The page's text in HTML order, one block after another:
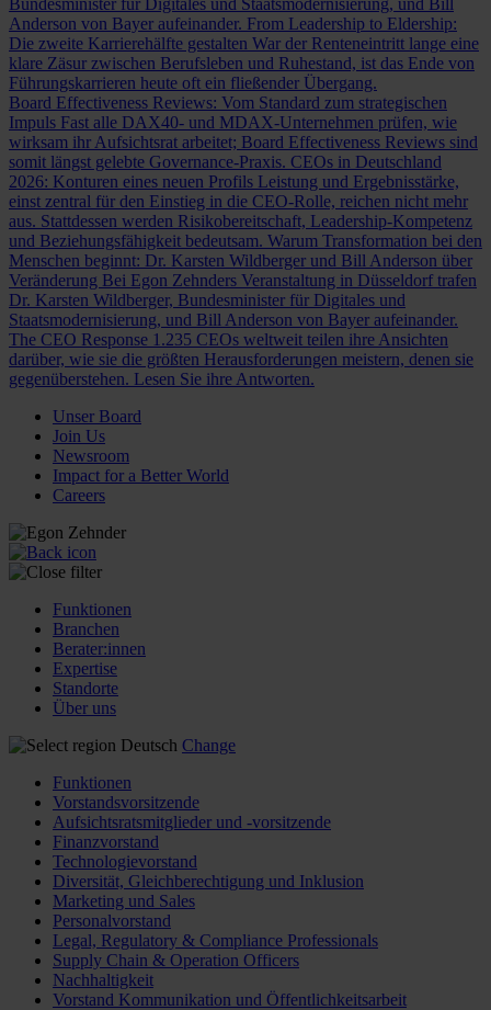
Bundesminister für Digitales und Staatsmodernisierung, und Bill
Anderson von Bayer aufeinander. From Leadership to Eldership:
Die zweite Karrierehälfte gestalten War der Renteneintritt lange eine
klare Zäsur zwischen Berufsleben und Ruhestand, ist das Ende von
Führungskarrieren heute oft ein fließender Übergang.
Board Effectiveness Reviews: Vom Standard zum strategischen
Impuls Fast alle DAX40- und MDAX-Unternehmen prüfen, wie
wirksam ihr Aufsichtsrat arbeitet; Board Effectiveness Reviews sind
somit längst gelebte Governance-Praxis. CEOs in Deutschland
2026: Konturen eines neuen Profils Leistung und Ergebnisstärke,
einst zentral für den Einstieg in die CEO-Rolle, reichen nicht mehr
aus. Stattdessen werden Risikobereitschaft, Leadership-Kompetenz
und Beziehungsfähigkeit bedeutsam. Warum Transformation bei den
Menschen beginnt: Dr. Karsten Wildberger und Bill Anderson über
Veränderung Bei Egon Zehnders Veranstaltung in Düsseldorf trafen
Dr. Karsten Wildberger, Bundesminister für Digitales und
Staatsmodernisierung, und Bill Anderson von Bayer aufeinander.
The CEO Response 1.235 CEOs weltweit teilen ihre Ansichten
darüber, wie sie die größten Herausforderungen meistern, denen sie
gegenüberstehen. Lesen Sie ihre Antworten.
Unser Board
Join Us
Newsroom
Impact for a Better World
Careers
Funktionen
Branchen
Berater:innen
Expertise
Standorte
Über uns
Deutsch Change
Funktionen
Vorstandsvorsitzende
Aufsichtsratsmitglieder und -vorsitzende
Finanzvorstand
Technologievorstand
Diversität, Gleichberechtigung und Inklusion
Marketing und Sales
Personalvorstand
Legal, Regulatory & Compliance Professionals
Supply Chain & Operation Officers
Nachhaltigkeit
Vorstand Kommunikation und Öffentlichkeitsarbeit